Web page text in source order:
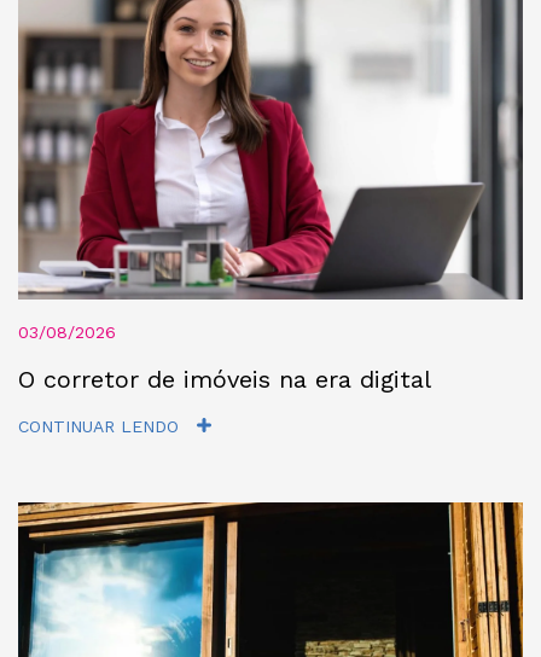
03/08/2026
O corretor de imóveis na era digital
CONTINUAR LENDO